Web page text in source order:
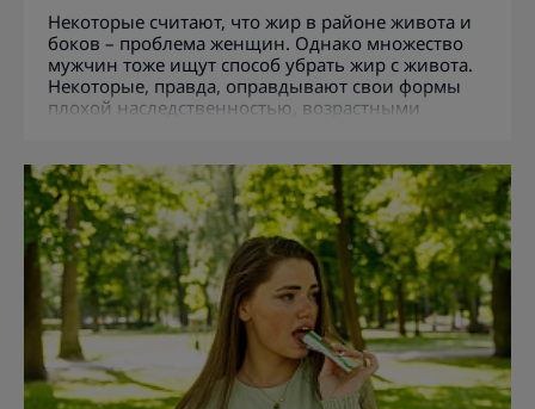
Некоторые считают, что жир в районе живота и
боков – проблема женщин. Однако множество
мужчин тоже ищут способ убрать жир с живота.
Некоторые, правда, оправдывают свои формы
плохой наследственностью, возрастными
неправильное питание и недостаток
двигательной активности. При желании
избавиться от ненавистных килограммов и
жировых отложений в зоне живота можно
достаточно быстро.